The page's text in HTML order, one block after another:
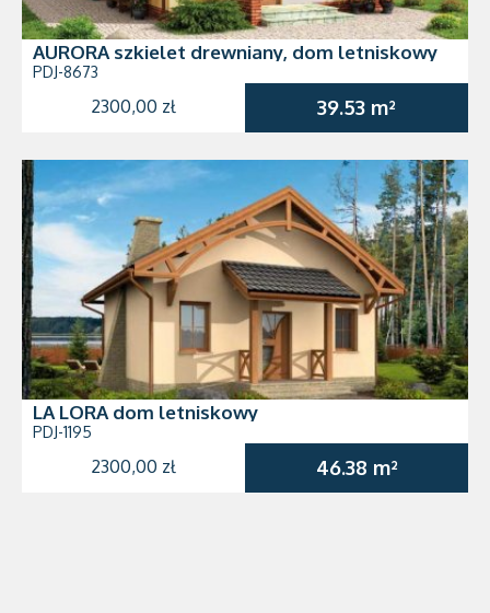
AURORA szkielet drewniany, dom letniskowy
PDJ-8673
2300,00 zł 39.53 m²
LA LORA dom letniskowy
PDJ-1195
2300,00 zł 46.38 m²